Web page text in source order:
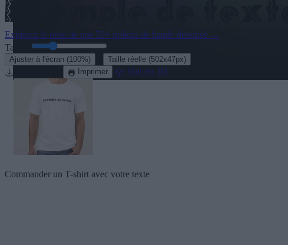
Explorez le reste de nos 50+ polices de bande dessinée →
Taille:
Ajuster à l'écran (100%) Taille réelle (502x47px)
Imprimer Voir en 3D
Commander un T-shirt avec votre texte